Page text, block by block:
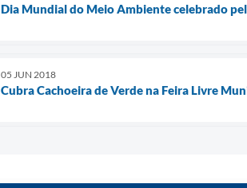
Dia Mundial do Meio Ambiente celebrado
05 JUN 2018
Cubra Cachoeira de Verde na Feira Livre